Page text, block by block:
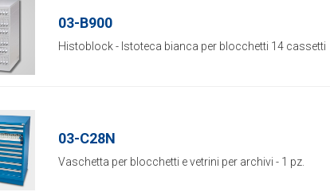
03-B900
Histoblock - Istoteca bianca per blocchetti 14 cassetti
03-C28N
Vaschetta per blocchetti e vetrini per archivi - 1 pz.